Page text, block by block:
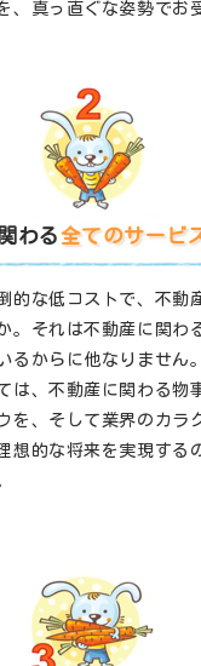
、真っ直ぐな姿勢でお
わる全てのサービ
的な低コストで、不動
。それは不動産に関わ
るからに他なりません
は、不動産に関わる物
を、そして業界のカラ
想的な将来を実現する